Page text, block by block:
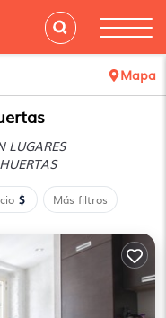
Mapa
LUGARES
Más filtros